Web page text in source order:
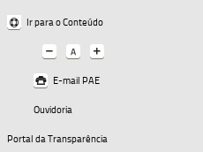
Ir para o Conteúdo
E-mail PAE
Ouvidoria
Portal da Transparência